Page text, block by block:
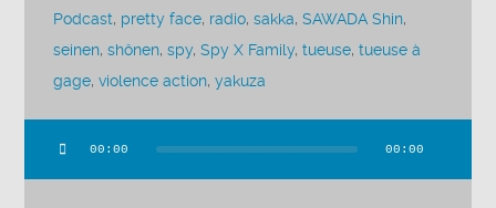
Podcast, pretty face, radio,sakka,SAWADA Shin,
seinen,shônen,spy,Spy X Family,tueuse,tueuse à
gage,violence action,yakuza
Lecteur
audio
00:00 00:00